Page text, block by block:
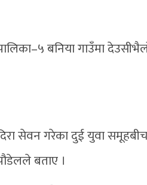
बनिया गाउँमा
सेवन गरेका दुई युवा
बताए ।